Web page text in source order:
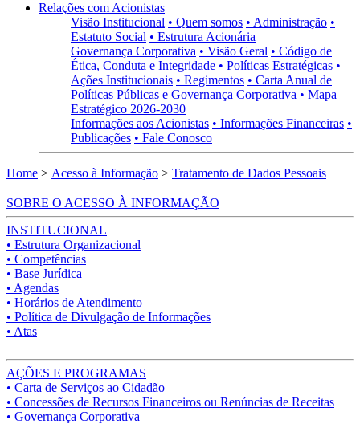
Relações com Acionistas
Visão Institucional • Quem somos • Administração •
Estatuto Social • Estrutura Acionária
Governança Corporativa • Visão Geral • Código de
Ética, Conduta e Integridade • Políticas Estratégicas •
Ações Institucionais • Regimentos • Carta Anual de
Políticas Públicas e Governança Corporativa • Mapa
Estratégico 2026-2030
Informações aos Acionistas • Informações Financeiras •
Publicações • Fale Conosco
Home > Acesso à Informação > Tratamento de Dados Pessoais
SOBRE O ACESSO À INFORMAÇÃO
INSTITUCIONAL
• Estrutura Organizacional
• Competências
• Base Jurídica
• Agendas
• Horários de Atendimento
• Política de Divulgação de Informações
• Atas
AÇÕES E PROGRAMAS
• Carta de Serviços ao Cidadão
• Concessões de Recursos Financeiros ou Renúncias de Receitas
• Governança Corporativa